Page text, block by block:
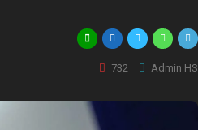
732 Admin HS